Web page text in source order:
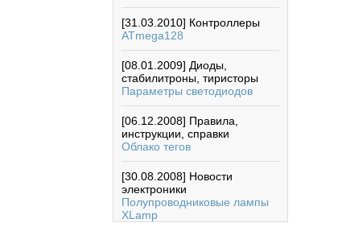
[31.03.2010] Контроллеры
ATmega128
[08.01.2009] Диоды,
стабилитроны, тиристоры
Параметры светодиодов
[06.12.2008] Правила,
инструкции, справки
Облако тегов
[30.08.2008] Новости
электроники
Полупроводниковые лампы
XLamp